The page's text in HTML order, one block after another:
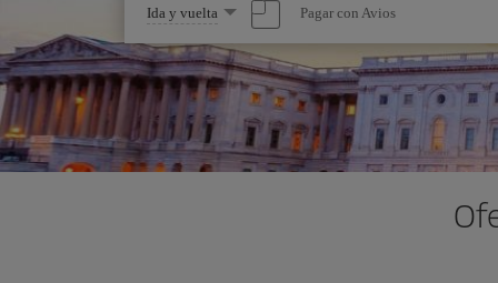
Seleccione
una
opción
Ida y vuelta Pagar con Avios